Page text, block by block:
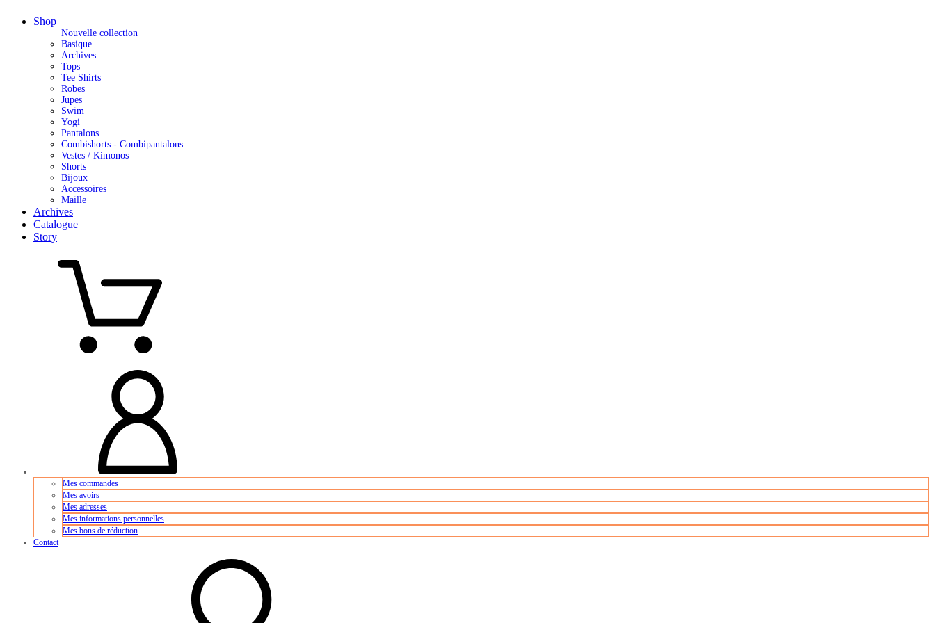
Shop
Nouvelle collection
Basique
Archives
Tops
Tee Shirts
Robes
Jupes
Swim
Yogi
Pantalons
Combishorts - Combipantalons
Vestes / Kimonos
Shorts
Bijoux
Accessoires
Maille
Archives
Catalogue
Story
Mes commandes
Mes avoirs
Mes adresses
Mes informations personnelles
Mes bons de réduction
Contact